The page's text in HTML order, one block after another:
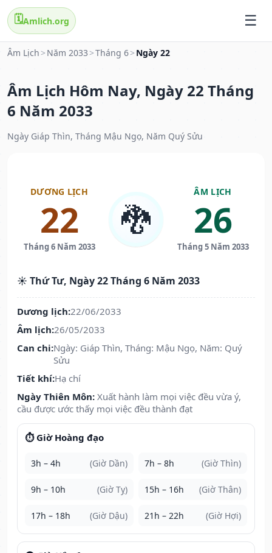
🗓️Amlich.org
Âm Lịch > Năm 2033 >Tháng 6> Ngày 22
Âm Lịch Hôm Nay, Ngày 22 Tháng
6 Năm 2033
Ngày Giáp Thìn, Tháng Mậu Ngọ, Năm Quý Sửu
DƯƠNG LỊCH
22
Tháng 6 Năm 2033
🐉
ÂM LỊCH
26
Tháng 5 Năm 2033
☀️ Thứ Tư, Ngày 22 Tháng 6 Năm 2033
Dương lịch:22/06/2033
Âm lịch:26/05/2033
Can chi:Ngày: Giáp Thìn, Tháng: Mậu Ngọ, Năm: Quý
Sửu
Tiết khí:Hạ chí
Ngày Thiên Môn: Xuất hành làm mọi việc đều vừa ý,
cầu được ước thấy mọi việc đều thành đạt
⏱️ Giờ Hoàng đạo
3h – 4h (Giờ Dần) 7h – 8h (Giờ Thìn)
9h – 10h (Giờ Tỵ) 15h – 16h (Giờ Thân)
17h – 18h (Giờ Dậu) 21h – 22h (Giờ Hợi)